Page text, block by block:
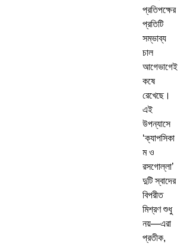
প্রতিপক্ষের
প্রতিটি
সম্ভাব্য
চাল
আগেভাগেই
কষে
রেখেছে।
এই
উপন্যাসে
‘ক্যাপসিকা
ম ও
রসগোল্লা’
দুটি স্বাদের
বিপরীত
মিশ্রণ শুধু
নয়—এরা
প্রতীক,